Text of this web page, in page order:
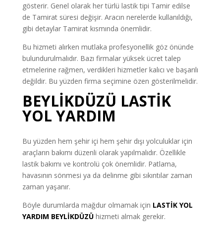
gösterir. Genel olarak her türlü lastik tipi Tamir edilse
de Tamirat süresi değişir. Aracın nerelerde kullanıldığı,
gibi detaylar Tamirat kısmında önemlidir.
Bu hizmeti alırken mutlaka profesyonellik göz önünde
bulundurulmalıdır. Bazı firmalar yüksek ücret talep
etmelerine rağmen, verdikleri hizmetler kalıcı ve başarılı
değildir. Bu yüzden firma seçimine özen gösterilmelidir.
BEYLİKDÜZÜ LASTİK
YOL YARDIM
Bu yüzden hem şehir içi hem şehir dışı yolculuklar için
araçların bakımı düzenli olarak yapılmalıdır. Özellikle
lastik bakımı ve kontrolü çok önemlidir. Patlama,
havasının sönmesi ya da delinme gibi sıkıntılar zaman
zaman yaşanır.
Böyle durumlarda mağdur olmamak için LASTİK YOL
YARDIM BEYLİKDÜZÜ hizmeti almak gerekir.